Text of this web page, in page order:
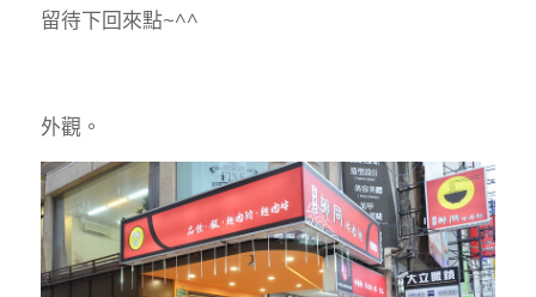
留待下回來點~^^
外觀。